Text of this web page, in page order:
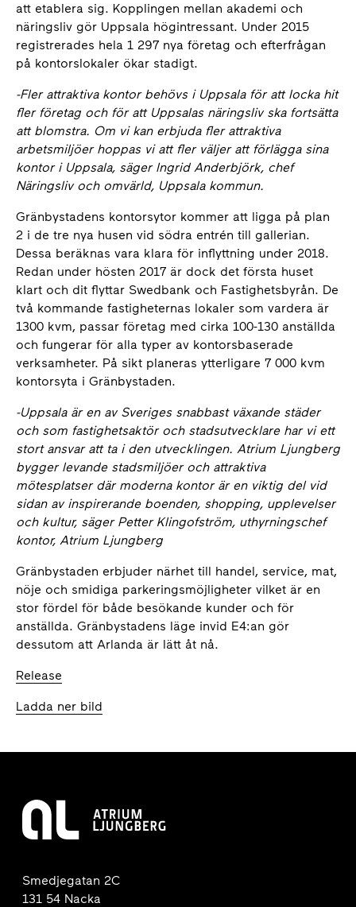
att etablera sig. Kopplingen mellan akademi och
näringsliv gör Uppsala högintressant. Under 2015
registrerades hela 1 297 nya företag och efterfrågan
på kontorslokaler ökar stadigt.
-Fler attraktiva kontor behövs i Uppsala för att locka hit
fler företag och för att Uppsalas näringsliv ska fortsätta
att blomstra. Om vi kan erbjuda fler attraktiva
arbetsmiljöer hoppas vi att fler väljer att förlägga sina
kontor i Uppsala, säger Ingrid Anderbjörk, chef
Näringsliv och omvärld, Uppsala kommun.
Gränbystadens kontorsytor kommer att ligga på plan
2 i de tre nya husen vid södra entrén till gallerian.
Dessa beräknas vara klara för inflyttning under 2018.
Redan under hösten 2017 är dock det första huset
klart och dit flyttar Swedbank och Fastighetsbyrån. De
två kommande fastigheternas lokaler som vardera är
1300 kvm, passar företag med cirka 100-130 anställda
och fungerar för alla typer av kontorsbaserade
verksamheter. På sikt planeras ytterligare 7 000 kvm
kontorsyta i Gränbystaden.
-Uppsala är en av Sveriges snabbast växande städer
och som fastighetsaktör och stadsutvecklare har vi ett
stort ansvar att ta i den utvecklingen. Atrium Ljungberg
bygger levande stadsmiljöer och attraktiva
mötesplatser där moderna kontor är en viktig del vid
sidan av inspirerande boenden, shopping, upplevelser
och kultur, säger Petter Klingofström, uthyrningschef
kontor, Atrium Ljungberg
Gränbystaden erbjuder närhet till handel, service, mat,
nöje och smidiga parkeringsmöjligheter vilket är en
stor fördel för både besökande kunder och för
anställda. Gränbystadens läge invid E4:an gör
dessutom att Arlanda är lätt åt nå.
Release
Ladda ner bild
Smedjegatan 2C
131 54 Nacka